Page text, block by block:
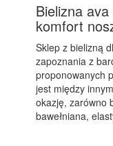
Bielizna
komfort
Sklep z bielizną
zapoznania z
proponowanych
jest między
okazję, zarówno
bawełniana,